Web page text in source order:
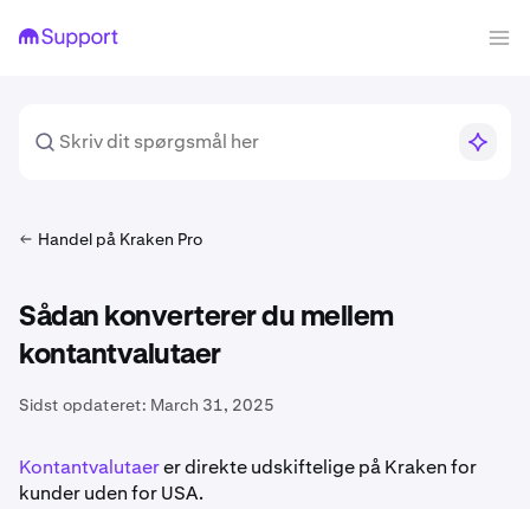
Handel på Kraken Pro
Sådan konverterer du mellem
kontantvalutaer
Sidst opdateret: March 31, 2025
Kontantvalutaerer direkte udskiftelige på Kraken for
kunder uden for USA.